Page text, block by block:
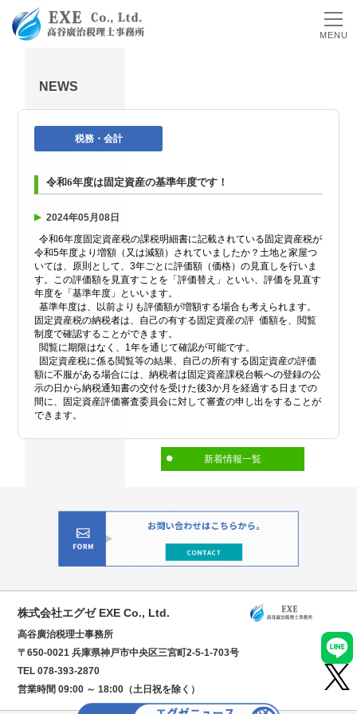
MENU
NEWS
税務・会計
令和6年度は固定資産の基準年度です！
2024年05月08日
令和6年度固定資産税の課税明細書に記載されている固定資産税が
令和5年度より増額（又は減額）されていましたか？土地と家屋つ
いては、原則として、3年ごとに評価額（価格）の見直しを行いま
す。この評価額を見直すことを「評価替え」といい、評価を見直す
年度を「基準年度」といいます。
基準年度は、以前よりも評価額が増額する場合も考えられます。
固定資産税の納税者は、自己の有する固定資産の評 価額を、閲覧
制度で確認することができます。
閲覧に期限はなく、1年を通じて確認が可能です。
固定資産税に係る閲覧等の結果、自己の所有する固定資産の評価
額に不服がある場合には、納税者は固定資産課税台帳への登録の公
示の日から納税通知書の交付を受けた後3か月を経過する日までの
間に、固定資産評価審査委員会に対して審査の申し出をすることが
できます。
新着情報一覧
株式会社エグゼ EXE Co., Ltd.
高谷廣治税理士事務所
〒650-0021 兵庫県神戸市中央区三宮町2-5-1-703号
TEL 078-393-2870
営業時間 09:00 ～ 18:00（土日祝を除く）